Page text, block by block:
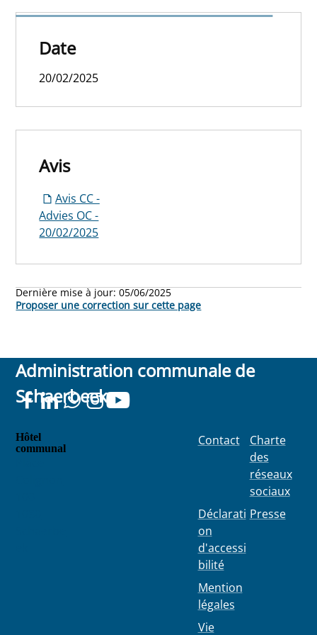
Date
20/02/2025
Avis
Avis CC -
Advies OC -
20/02/2025
Dernière mise à jour:05/06/2025
Proposer une correction sur cette page
Administration communale de
Schaerbeek
Hôtel
communal
Contact
Déclarati
on
d'accessi
bilité
Mention
légales
Vie
Charte
des
réseaux
sociaux
Presse